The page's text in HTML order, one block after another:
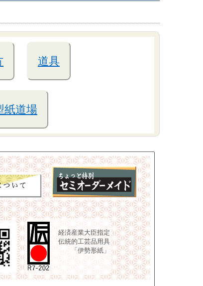
道具
紙道場
経済産業大臣指定
伝統的工芸品用具
「伊勢形紙」